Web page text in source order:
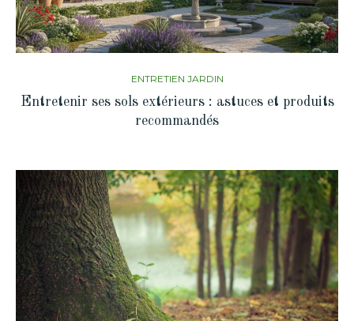
ENTRETIEN JARDIN
Entretenir ses sols extérieurs : astuces et produits
recommandés